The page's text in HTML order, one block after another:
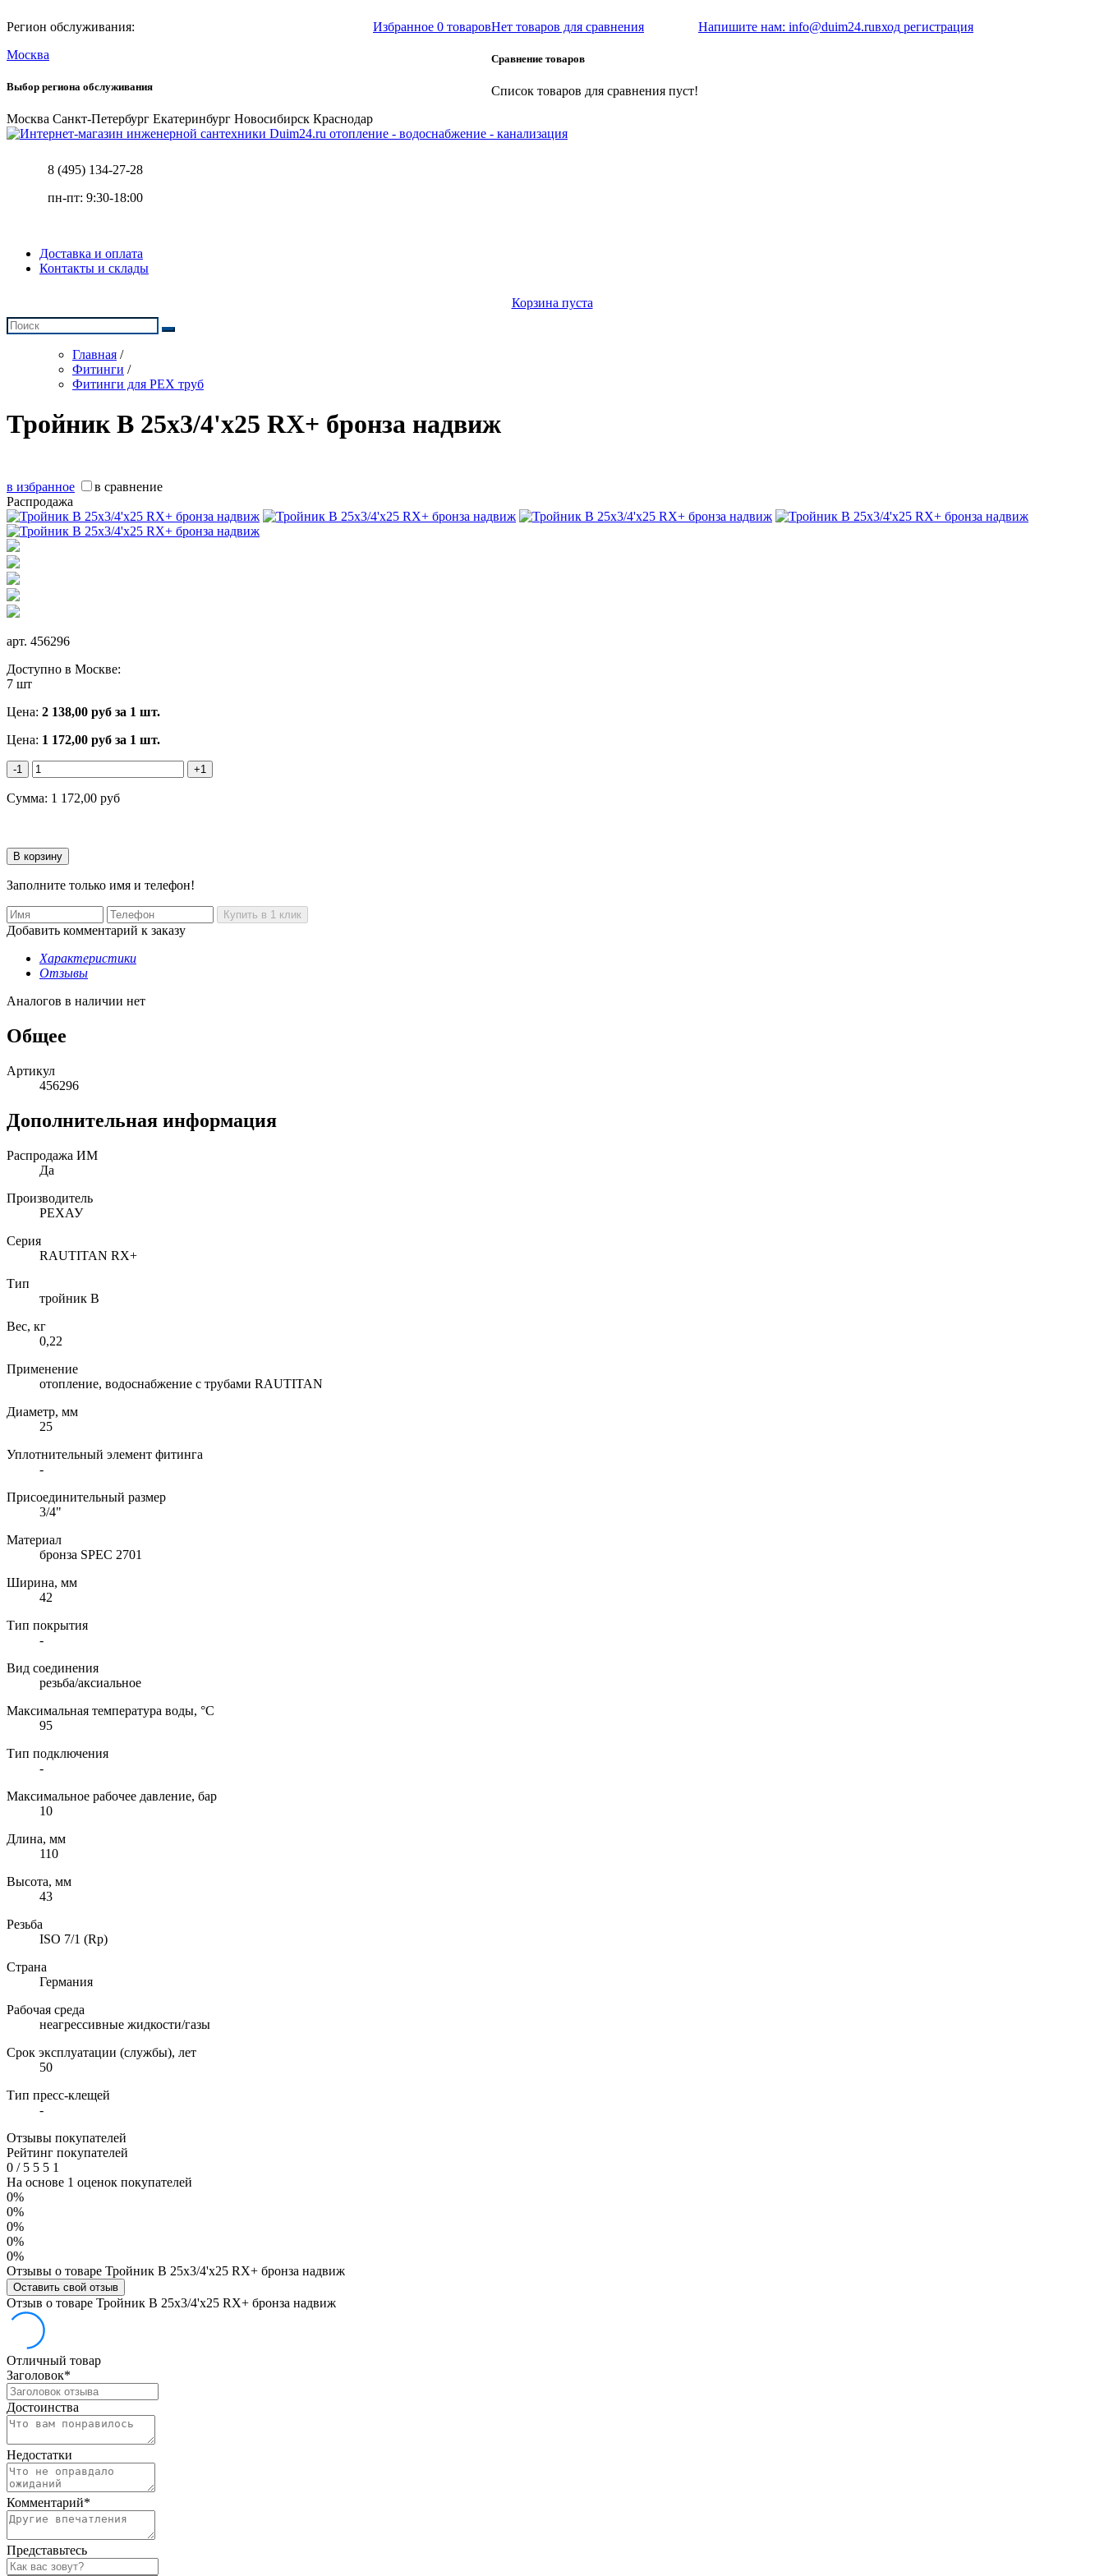
Регион обслуживания:
Москва
Выбор региона обслуживания
Москва Санкт-Петербург Екатеринбург Новосибирск Краснодар
Избранное 0 товаровНет товаров для сравнения
Сравнение товаров
Список товаров для сравнения пуст!
Напишите нам: info@duim24.ruвход регистрация
отопление - водоснабжение - канализация
8 (495) 134-27-28
пн-пт: 9:30-18:00
Доставка и оплата
Контакты и склады
Корзина пуста
Главная /
Фитинги /
Фитинги для PEX труб
Тройник В 25х3/4'х25 RX+ бронза надвиж
в избранное
в сравнение
Распродажа
арт. 456296
Доступно в Москве:
7 шт
Цена: 2 138,00 руб за 1 шт.
Цена: 1 172,00 руб за 1 шт.
-1 +1
Сумма: 1 172,00 руб
Заполните только имя и телефон!
Добавить комментарий к заказу
Характеристики
Отзывы
Аналогов в наличии нет
Общее
Артикул
456296
Дополнительная информация
Распродажа ИМ
Да
Производитель
РЕХАУ
Серия
RAUTITAN RX+
Тип
тройник В
Вес, кг
0,22
Применение
отопление, водоснабжение с трубами RAUTITAN
Диаметр, мм
25
Уплотнительный элемент фитинга
-
Присоединительный размер
3/4"
Материал
бронза SPEC 2701
Ширина, мм
42
Тип покрытия
-
Вид соединения
резьба/аксиальное
Максимальная температура воды, °C
95
Тип подключения
-
Максимальное рабочее давление, бар
10
Длина, мм
110
Высота, мм
43
Резьба
ISO 7/1 (Rp)
Страна
Германия
Рабочая среда
неагрессивные жидкости/газы
Срок эксплуатации (службы), лет
50
Тип пресс-клещей
-
Отзывы покупателей
Рейтинг покупателей
0 /5 5 5 1
На основе 1 оценок покупателей
0%
0%
0%
0%
0%
Отзывы о товаре Тройник В 25х3/4'х25 RX+ бронза надвиж
Оставить свой отзыв
Отзыв о товаре Тройник В 25х3/4'х25 RX+ бронза надвиж
Отличный товар
Заголовок*
Достоинства
Недостатки
Комментарий*
Представьтесь